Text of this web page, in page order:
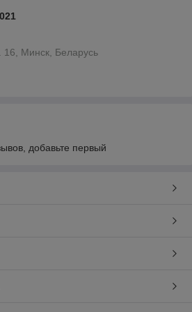
16, Минск, Беларусь
добавьте первый